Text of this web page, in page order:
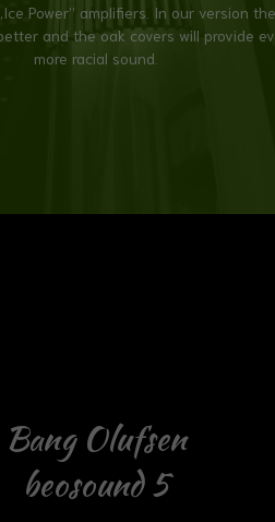
Power” amplifiers. In our version
and the oak covers will provide
more racial sound.
Bang Olufsen
beosound 5